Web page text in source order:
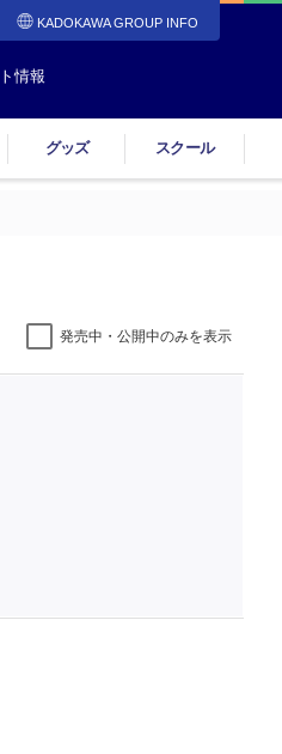
KADOKAWA GROUP INFO
情報
グッズ スクール
発売中・公開中のみを表示